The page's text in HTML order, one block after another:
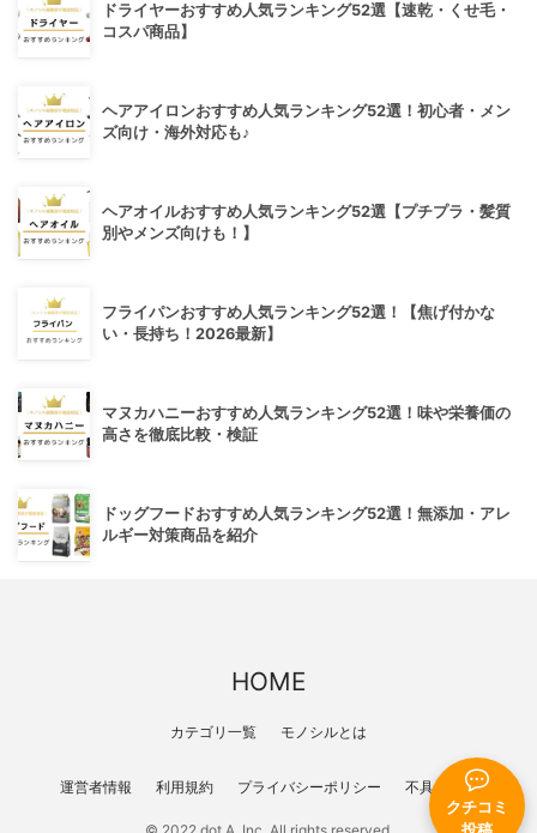
クチコミ
ドライヤーおすすめ人気ランキング52選【速乾・くせ毛・
コスパ商品】
ヘアアイロンおすすめ人気ランキング52選！初心者・メン
ズ向け・海外対応も♪
ヘアオイルおすすめ人気ランキング52選【プチプラ・髪質
別やメンズ向けも！】
フライパンおすすめ人気ランキング52選！【焦げ付かな
い・長持ち！2026最新】
マヌカハニーおすすめ人気ランキング52選！味や栄養価の
高さを徹底比較・検証
ドッグフードおすすめ人気ランキング52選！無添加・アレ
ルギー対策商品を紹介
HOME
カテゴリ一覧 モノシルとは
運営者情報 利用規約 プライバシーポリシー 不具合報告